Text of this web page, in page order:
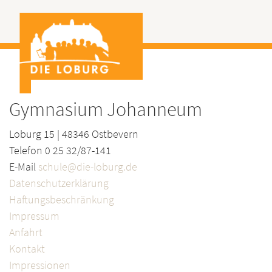
Gymnasium Johanneum
Loburg 15 | 48346 Ostbevern
Telefon 0 25 32/87-141
E-Mail schule@die-loburg.de
Datenschutzerklärung
Haftungsbeschränkung
Impressum
Anfahrt
Kontakt
Impressionen